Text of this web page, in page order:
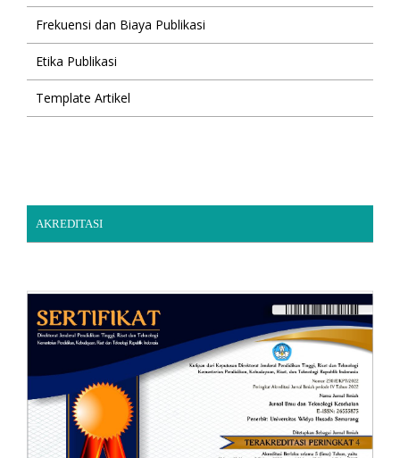
Frekuensi dan Biaya Publikasi
Etika Publikasi
Template Artikel
AKREDITASI